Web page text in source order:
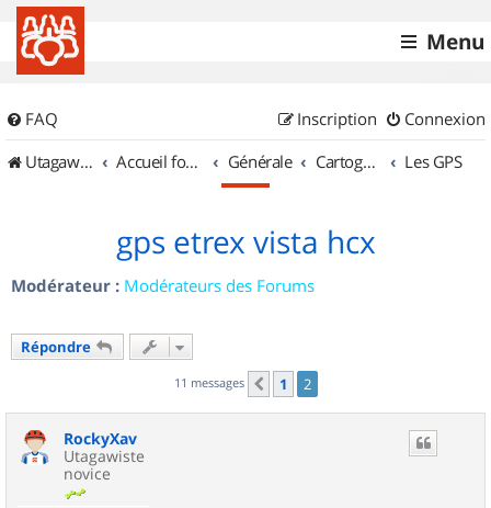
Menu
FAQ Connexion
Inscription
UtagawaVTT (Randos VTT et VTTAE avec traces GPS)
Accueil forum Générale Cartographie et GPS Les GPS
gps etrex vista hcx
Modérateur : Modérateurs des Forums
Répondre
11 messages Précédent
1 2
RockyXav
Utagawiste
novice